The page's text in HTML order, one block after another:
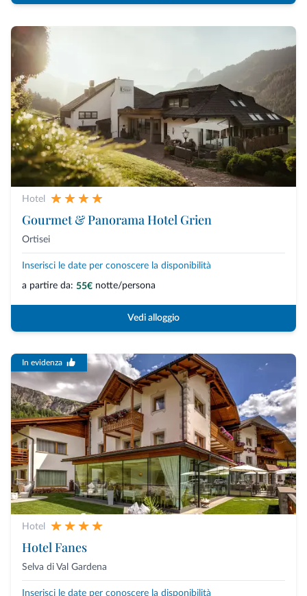
Hotel
Gourmet & Panorama Hotel Grien
Ortisei
Inserisci le date per conoscere la disponibilità
a partire da: 55€ notte/persona
Vedi alloggio
In evidenza
Hotel
Hotel Fanes
Selva di Val Gardena
Inserisci le date per conoscere la disponibilità